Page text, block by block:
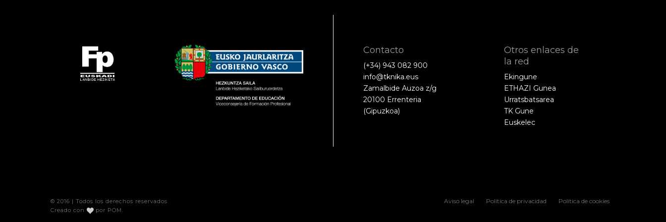
Contacto
(+34) 943 082 900
info@tknika.eus
Zamalbide Auzoa z/g
20100 Errenteria
(Gipuzkoa)
Otros enlaces de
la red
Ekingune
ETHAZI Gunea
Urratsbatsarea
TK Gune
Euskelec
© 2016 | Todos los derechos reservados
Creado con
por POM .
Aviso legal Política de privacidad Política de cookies